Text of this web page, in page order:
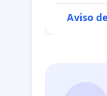
Aviso